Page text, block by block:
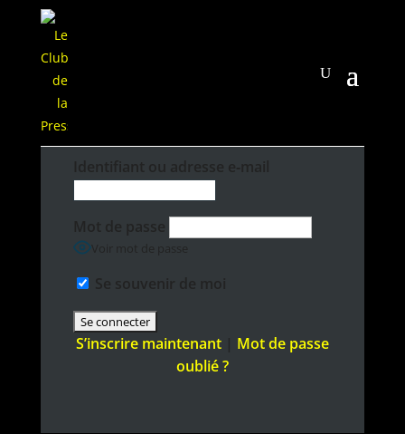
Iden­ti­fi­ant ou adresse e‑mail
Mot de passe
Voir mot de passe
Se sou­venir de moi
S’inscrire main­tenant| Mot de passe
oublié ?